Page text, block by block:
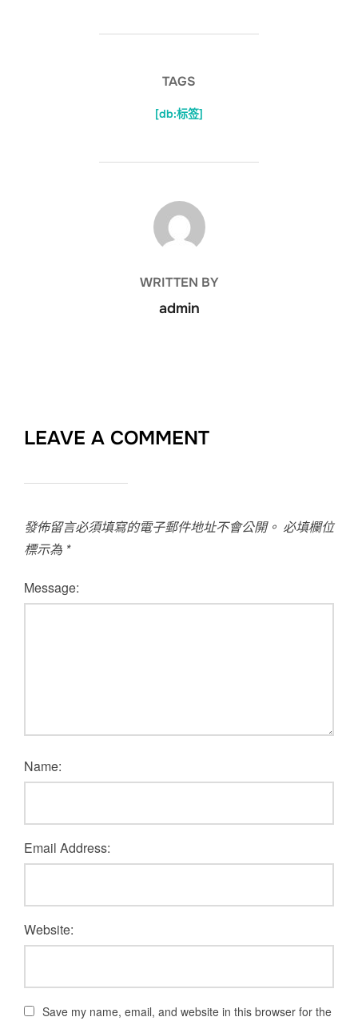
TAGS
[db:标签]
POST AUTHOR
WRITTEN BY
admin
LEAVE A COMMENT
發佈留言必須填寫的電子郵件地址不會公開。 必填欄位
標示為 *
Message:
Name:
Email Address:
Website:
Save my name, email, and website in this browser for the